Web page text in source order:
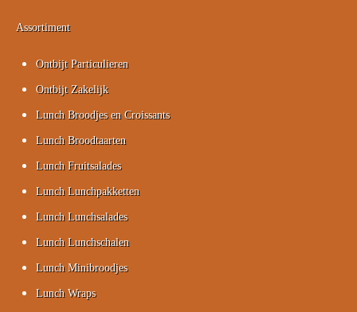
Assortiment
Ontbijt Particulieren
Ontbijt Zakelijk
Lunch Broodjes en Croissants
Lunch Broodtaarten
Lunch Fruitsalades
Lunch Lunchpakketten
Lunch Lunchsalades
Lunch Lunchschalen
Lunch Minibroodjes
Lunch Wraps